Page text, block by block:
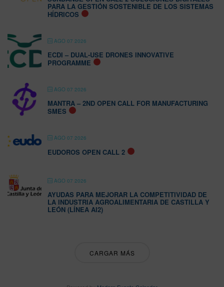
PARA LA GESTIÓN SOSTENIBLE DE LOS SISTEMAS
HÍDRICOS
AGO 07 2026
ECDI – DUAL-USE DRONES INNOVATIVE
PROGRAMME
AGO 07 2026
MANTRA – 2ND OPEN CALL FOR MANUFACTURING
SMES
AGO 07 2026
EUDOROS OPEN CALL 2
AGO 07 2026
AYUDAS PARA MEJORAR LA COMPETITIVIDAD DE
LA INDUSTRIA AGROALIMENTARIA DE CASTILLA Y
LEÓN (LÍNEA AI2)
CARGAR MÁS